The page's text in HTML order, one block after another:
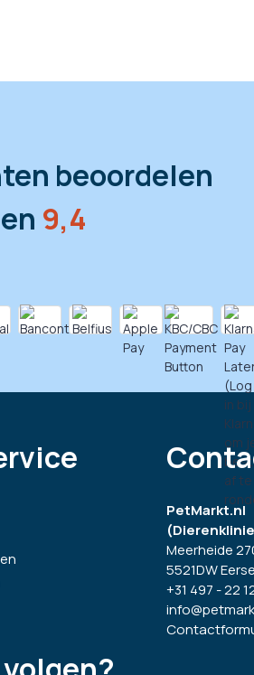
beoordelen
9,4
PetMarkt.nl
Meerheide
5521DW
+31 497 - 22